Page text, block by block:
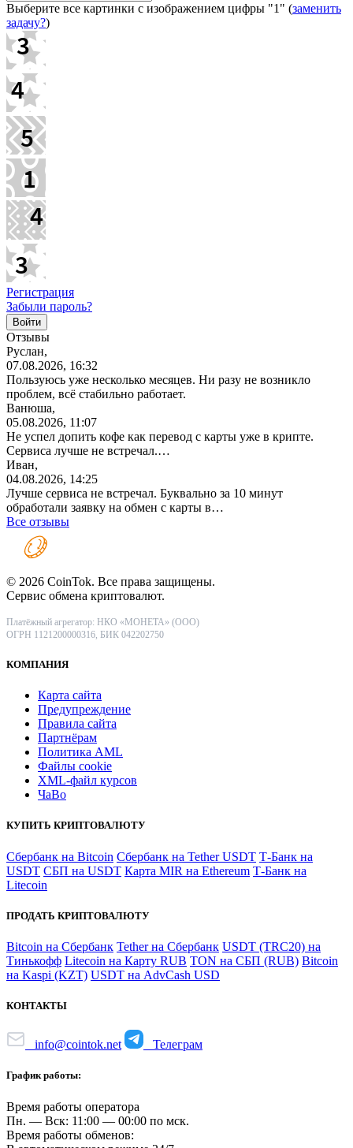
Выберите все картинки с изображением цифры "1" (заменить
задачу?)
Регистрация
Забыли пароль?
Отзывы
Руслан,
07.08.2026, 16:32
Пользуюсь уже несколько месяцев. Ни разу не возникло
проблем, всё стабильно работает.
Ванюша,
05.08.2026, 11:07
Не успел допить кофе как перевод с карты уже в крипте.
Сервиса лучше не встречал.…
Иван,
04.08.2026, 14:25
Лучше сервиса не встречал. Буквально за 10 минут
обработали заявку на обмен с карты в…
Все отзывы
© 2026 CoinTok. Все права защищены.
Сервис обмена криптовалют.
Платёжный агрегатор: НКО «МОНЕТА» (ООО)
ОГРН 1121200000316, БИК 042202750
КОМПАНИЯ
Карта сайта
Предупреждение
Правила сайта
Партнёрам
Политика AML
Файлы coоkie
XML-файл курсов
ЧаВо
КУПИТЬ КРИПТОВАЛЮТУ
Сбербанк на Bitcoin Сбербанк на Tether USDT Т-Банк на
USDT СБП на USDT Карта MIR на Ethereum Т-Банк на
Litecoin
ПРОДАТЬ КРИПТОВАЛЮТУ
Bitcoin на Сбербанк Tether на Сбербанк USDT (TRC20) на
Тинькофф Litecoin на Карту RUB TON на СБП (RUB) Bitcoin
на Kaspi (KZT) USDT на AdvCash USD
КОНТАКТЫ
info@cointok.net Телеграм
График работы:
Время работы оператора
Пн. — Вск: 11:00 — 00:00 по мск.
Время работы обменов: